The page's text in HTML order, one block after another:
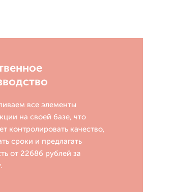
все элементы
на своей базе, что
контролировать качество,
сроки и предлагать
от 22686 рублей за